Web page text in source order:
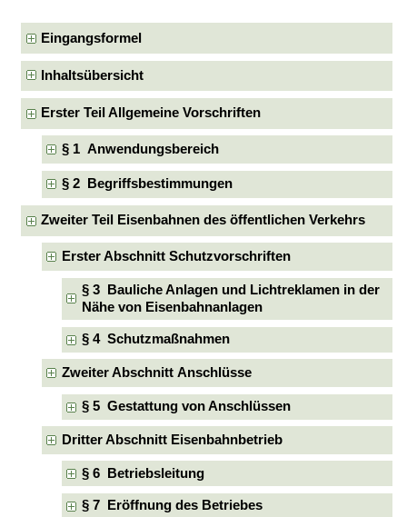
Eingangsformel
Inhaltsübersicht
Erster Teil Allgemeine Vorschriften
§ 1 Anwendungsbereich
§ 2 Begriffsbestimmungen
Zweiter Teil Eisenbahnen des öffentlichen Verkehrs
Erster Abschnitt Schutzvorschriften
§ 3 Bauliche Anlagen und Lichtreklamen in der
Nähe von Eisenbahnanlagen
§ 4 Schutzmaßnahmen
Zweiter Abschnitt Anschlüsse
§ 5 Gestattung von Anschlüssen
Dritter Abschnitt Eisenbahnbetrieb
§ 6 Betriebsleitung
§ 7 Eröffnung des Betriebes